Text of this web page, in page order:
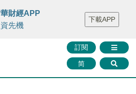
FINMETA 財華證券 媒體矩陣
智庫沙龍
聯絡我們
訂閱
简
財經APP
先機
下載APP